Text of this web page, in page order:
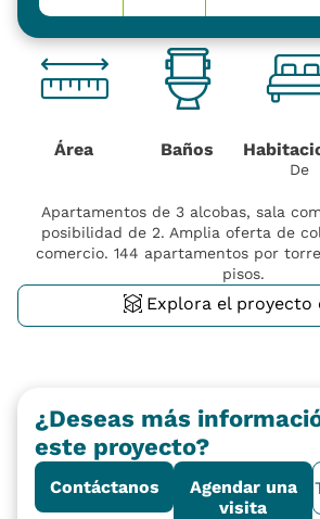
Área Baños
De
Apartamentos de 3 alcobas, sala
posibilidad de 2. Amplia oferta de
comercio. 144 apartamentos por
pisos.
Explora el proyecto
¿Deseas más
este proyecto?
Contáctanos
Agendar una
visita